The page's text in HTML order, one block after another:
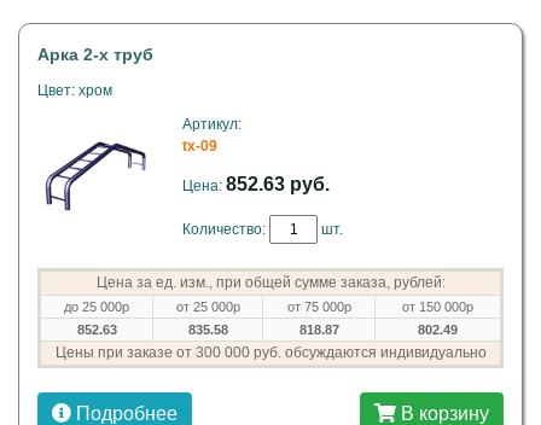
Арка 2-х труб
Цвет: хром
Артикул:
tx-09
Цена: 852.63 руб.
Количество: шт.
Цена за ед. изм., при общей сумме заказа, рублей:
до 25 000р от 25 000р от 75 000р
от 150 000р
852.63
835.58 818.87 802.49
Цены при заказе от 300 000 руб. обсуждаются индивидуально
Подробнее В корзину